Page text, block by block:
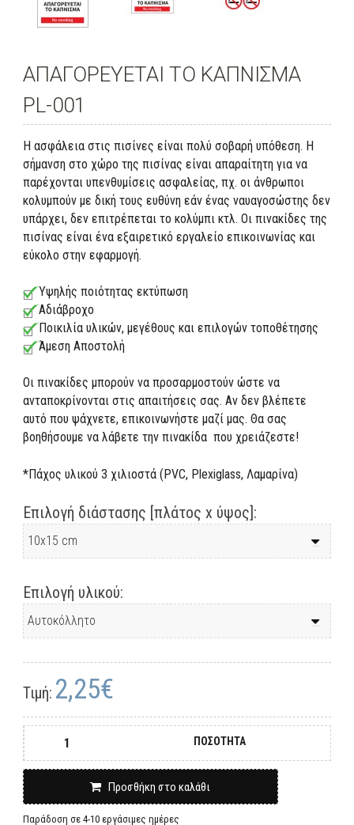
ΑΠΑΓΟΡΕΥΕΤΑΙ ΤΟ ΚΑΠΝΙΣΜΑ
PL-001
Η ασφάλεια στις πισίνες είναι πολύ σοβαρή υπόθεση. Η
σήμανση στο χώρο της πισίνας είναι απαραίτητη για να
παρέχονται υπενθυμίσεις ασφαλείας, πχ. οι άνθρωποι
κολυμπούν με δική τους ευθύνη εάν ένας ναυαγοσώστης δεν
υπάρχει, δεν επιτρέπεται το κολύμπι κτλ. Οι πινακίδες της
πισίνας είναι ένα εξαιρετικό εργαλείο επικοινωνίας και
εύκολο στην εφαρμογή.
Υψηλής ποιότητας εκτύπωση
Αδιάβροχο
Ποικιλία υλικών, μεγέθους και επιλογών τοποθέτησης
Άμεση Αποστολή
Οι πινακίδες μπορούν να προσαρμοστούν ώστε να
ανταποκρίνονται στις απαιτήσεις σας. Αν δεν βλέπετε
αυτό που ψάχνετε, επικοινωνήστε μαζί μας. Θα σας
βοηθήσουμε να λάβετε την πινακίδα που χρειάζεστε!
*Πάχος υλικού 3 χιλιοστά (PVC, Plexiglass, Λαμαρίνα)
Επιλογή διάστασης [πλάτος x ύψος]:
Επιλογή υλικού:
Τιμή: 2,25€
ΠΟΣΟΤΗΤΑ
Προσθήκη στο καλάθι
Παράδοση σε 4-10 εργάσιμες ημέρες